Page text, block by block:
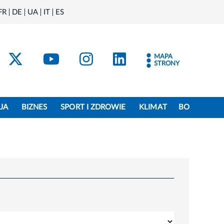
DE UA IT ES
Kraków - X
Kraków - YouTube
Kraków - Instagram
Kraków -
MAPA
STRONY
BIZNES SPORT I ZDROWIE KLIMAT BO